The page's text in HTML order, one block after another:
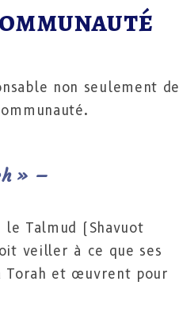
non seulement de
» –
Talmud (Shavuot
veiller à ce que ses
Torah et œuvrent pour